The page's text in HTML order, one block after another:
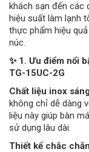
khách sạn đến các
hiệu suất làm lạnh
thực phẩm hiệu
núc.
✨ 1. Ưu điểm nổi
TG-15UC-2G
Chất liệu inox
không chỉ dễ dàng
liệu này giúp bàn
sử dụng lâu dài.
Thiết kế chắc